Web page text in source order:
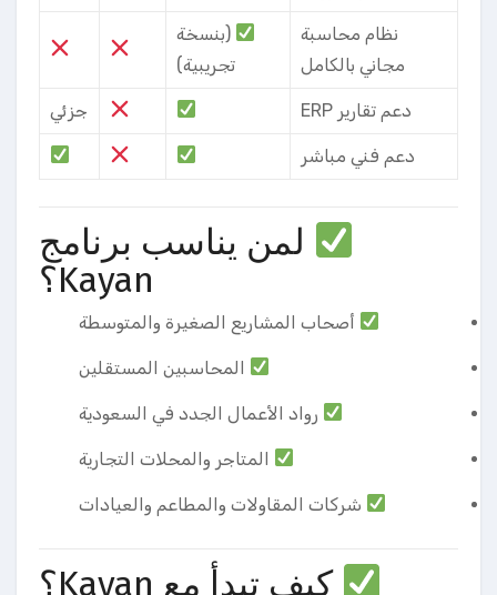
نظام محاسبة
مجاني بالكامل
(بنسخة
تجريبية)
دعم تقارير ERP جزئي
دعم فني مباشر
لمن يناسب برنامج
Kayan؟
أصحاب المشاريع الصغيرة والمتوسطة
المحاسبين المستقلين
رواد الأعمال الجدد في السعودية
المتاجر والمحلات التجارية
شركات المقاولات والمطاعم والعيادات
كيف تبدأ مع Kayan؟